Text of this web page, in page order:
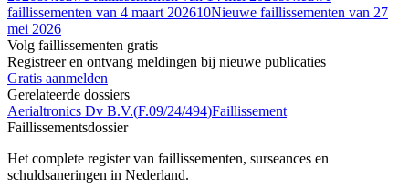
faillissementen van 4 maart 202610Nieuwe faillissementen van 27
mei 2026
Volg faillissementen gratis
Registreer en ontvang meldingen bij nieuwe publicaties
Gratis aanmelden
Gerelateerde dossiers
Aerialtronics Dv B.V.(F.09/24/494)Faillissement
Faillissementsdossier
Het complete register van faillissementen, surseances en
schuldsaneringen in Nederland.